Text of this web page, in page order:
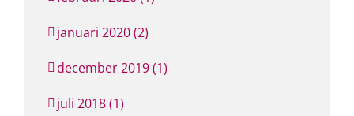
januari 2020 (2)
december 2019 (1)
juli 2018 (1)